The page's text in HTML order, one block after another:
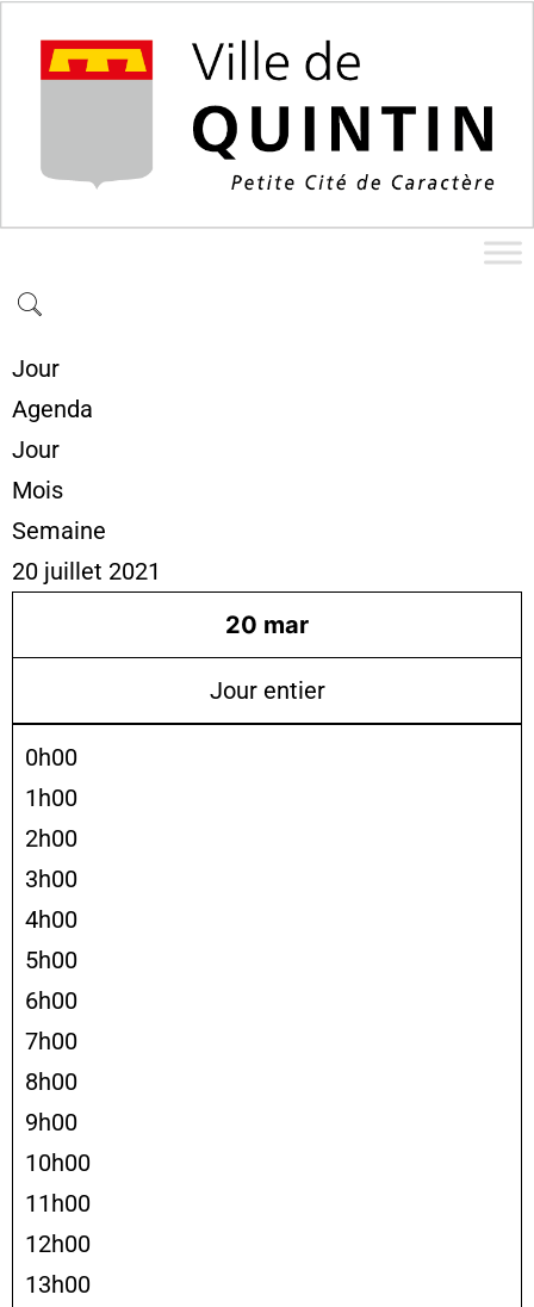
Jour
Agenda
Jour
Mois
Semaine
20 juillet 2021
20 mar
Jour entier
0h00
1h00
2h00
3h00
4h00
5h00
6h00
7h00
8h00
9h00
10h00
11h00
12h00
13h00